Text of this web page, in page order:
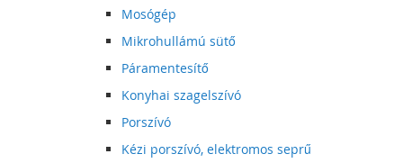
Mosógép
Mikrohullámú sütő
Páramentesítő
Konyhai szagelszívó
Porszívó
Kézi porszívó, elektromos seprű